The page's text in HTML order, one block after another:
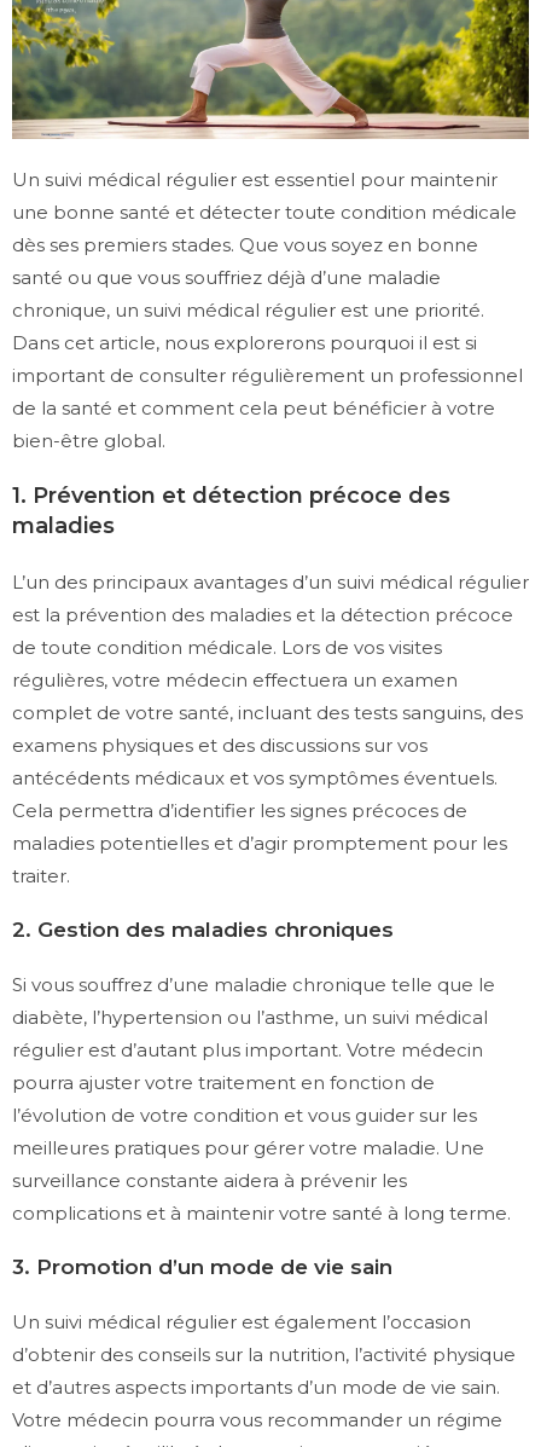
Un suivi médical régulier est essentiel pour maintenir
une bonne santé et détecter toute condition médicale
dès ses premiers stades. Que vous soyez en bonne
santé ou que vous souffriez déjà d’une maladie
chronique, un suivi médical régulier est une priorité.
Dans cet article, nous explorerons pourquoi il est si
important de consulter régulièrement un professionnel
de la santé et comment cela peut bénéficier à votre
bien-être global.
1. Prévention et détection précoce des
maladies
L’un des principaux avantages d’un suivi médical régulier
est la prévention des maladies et la détection précoce
de toute condition médicale. Lors de vos visites
régulières, votre médecin effectuera un examen
complet de votre santé, incluant des tests sanguins, des
examens physiques et des discussions sur vos
antécédents médicaux et vos symptômes éventuels.
Cela permettra d’identifier les signes précoces de
maladies potentielles et d’agir promptement pour les
traiter.
2. Gestion des maladies chroniques
Si vous souffrez d’une maladie chronique telle que le
diabète, l’hypertension ou l’asthme, un suivi médical
régulier est d’autant plus important. Votre médecin
pourra ajuster votre traitement en fonction de
l’évolution de votre condition et vous guider sur les
meilleures pratiques pour gérer votre maladie. Une
surveillance constante aidera à prévenir les
complications et à maintenir votre santé à long terme.
3. Promotion d’un mode de vie sain
Un suivi médical régulier est également l’occasion
d’obtenir des conseils sur la nutrition, l’activité physique
et d’autres aspects importants d’un mode de vie sain.
Votre médecin pourra vous recommander un régime